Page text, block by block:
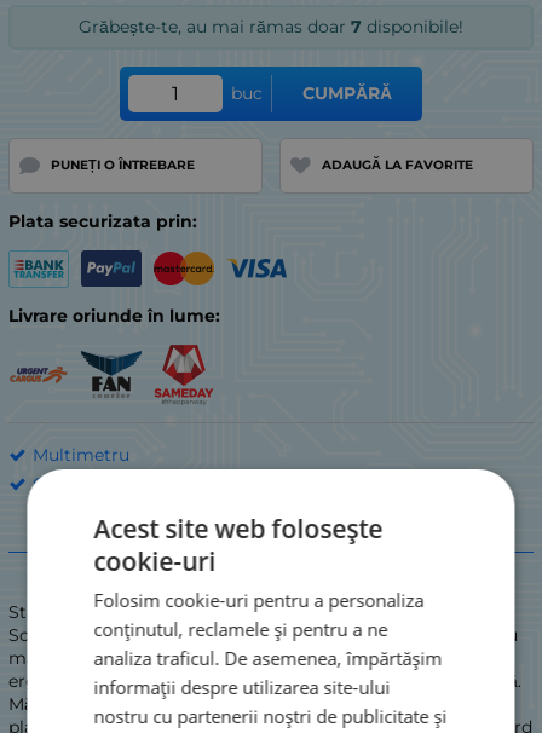
Grăbește-te, au mai rămas doar 7 disponibile!
buc CUMPĂRĂ
PUNEȚI O ÎNTREBARE ADAUGĂ LA FAVORITE
Plata securizata prin:
Livrare oriunde în lume:
Multimetru
OTHER
Descriere
Stare: NOU / NOU
Sonde multimetru MPR4 Sondă cu clemă concepută pentru
măsurarea precisă a componentelor SMD. Structură
ergonomică ce asigură o utilizare ușoară cu o singură mână.
Măsurare de înaltă precizie și exactitate cu vârfuri subțiri
placate cu aur. Compatibilitate completă cu intrările standard
Acest site web folosește
cookie-uri
Folosim cookie-uri pentru a personaliza
conținutul, reclamele și pentru a ne
analiza traficul. De asemenea, împărtășim
informații despre utilizarea site-ului
nostru cu partenerii noștri de publicitate și